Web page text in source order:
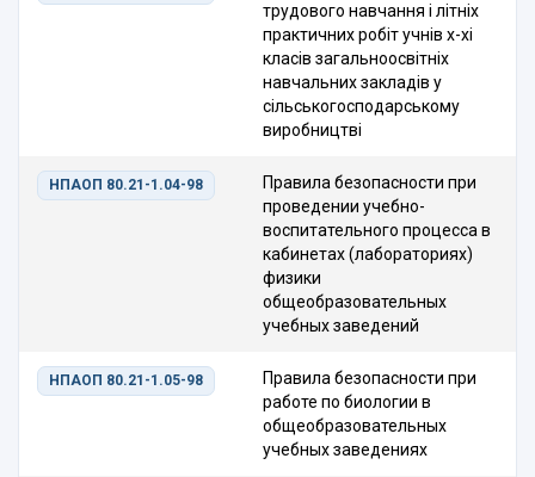
трудового навчання і літніх
практичних робіт учнів х-хі
класів загальноосвітніх
навчальних закладів у
сільськогосподарському
виробництві
НПАОП 80.21-1.04-98
Правила безопасности при
проведении учебно-
воспитательного процесса в
кабинетах (лабораториях)
физики
общеобразовательных
учебных заведений
НПАОП 80.21-1.05-98
Правила безопасности при
работе по биологии в
общеобразовательных
учебных заведениях